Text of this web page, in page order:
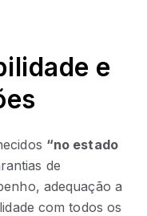
e
“no estado
de
adequação a
com todos os